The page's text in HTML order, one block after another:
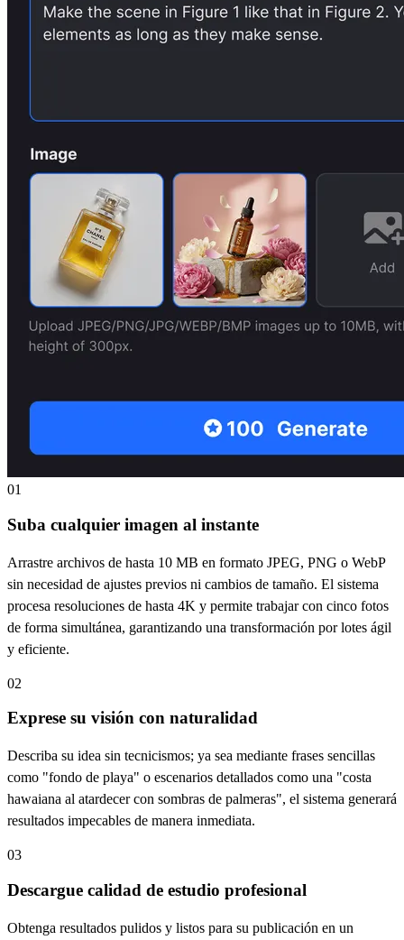
01
Suba cualquier imagen al instante
Arrastre archivos de hasta 10 MB en formato JPEG, PNG o WebP
sin necesidad de ajustes previos ni cambios de tamaño. El sistema
procesa resoluciones de hasta 4K y permite trabajar con cinco fotos
de forma simultánea, garantizando una transformación por lotes ágil
y eficiente.
02
Exprese su visión con naturalidad
Describa su idea sin tecnicismos; ya sea mediante frases sencillas
como "fondo de playa" o escenarios detallados como una "costa
hawaiana al atardecer con sombras de palmeras", el sistema generará
resultados impecables de manera inmediata.
03
Descargue calidad de estudio profesional
Obtenga resultados pulidos y listos para su publicación en un